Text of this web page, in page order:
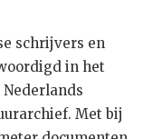
schrijvers en
in het
Met bij